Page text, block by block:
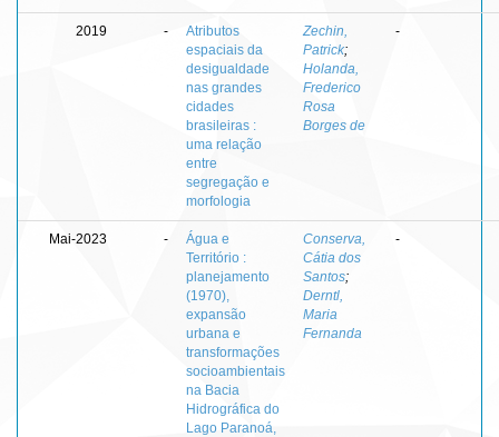
2019 -
Atributos
espaciais da
desigualdade
nas grandes
cidades
brasileiras :
uma relação
entre
segregação e
morfologia
Zechin,
Patrick;
Holanda,
Frederico
Rosa
Borges de
-
Mai-2023 -
Água e
Território :
planejamento
(1970),
expansão
urbana e
transformações
socioambientais
na Bacia
Hidrográfica do
Lago Paranoá,
Conserva,
Cátia dos
Santos;
Derntl,
Maria
Fernanda
-